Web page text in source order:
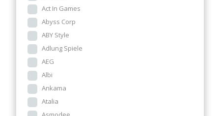
Act In Games
Abyss Corp
ABY Style
Adlung Spiele
AEG
Albi
Ankama
Atalia